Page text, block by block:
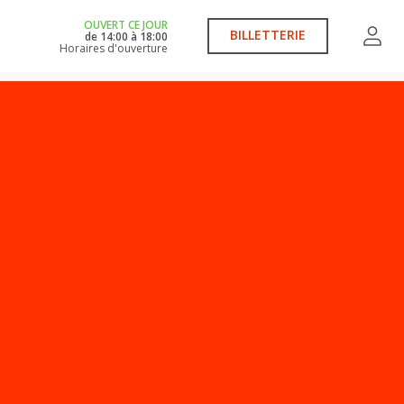
OUVERT CE JOUR
de 14:00 à 18:00
Horaires d'ouverture
BILLETTERIE